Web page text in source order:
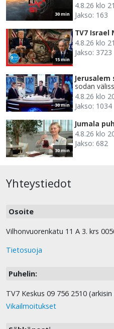
30 min
4.8.26 klo
Jakso: 163
15 min
TV7 Israel
4.8.26 klo
Jakso: 3723
30 min
Jerusalem
sodan
4.8.26 klo
Jakso: 1034
30 min
Jumala
4.8.26 klo
Jakso: 682
Yhteystiedot
Osoite
Vilhonvuorenkatu 11 A 3. krs
Tietosuoja
Puhelin:
TV7 Keskus 09 756 2510
Vikailmoitukset